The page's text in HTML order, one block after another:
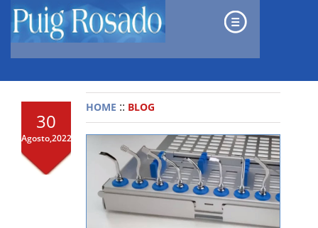
30
Agosto,2022
HOME :: BLOG